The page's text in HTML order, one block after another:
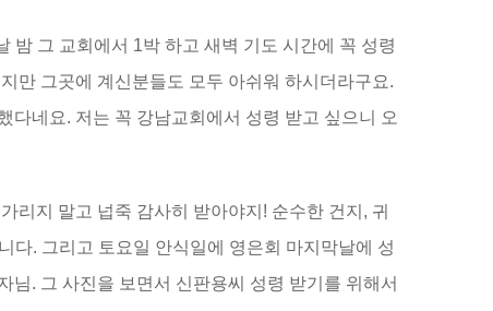
밤 그 교회에서 1박 하고 새벽 기도 시간에 꼭 성령
만 그곳에 계신분들도 모두 아쉬워 하시더라구요.
다네요. 저는 꼭 강남교회에서 성령 받고 싶으니 오
리지 말고 넙죽 감사히 받아야지! 순수한 건지, 귀
다. 그리고 토요일 안식일에 영은회 마지막날에 성
님. 그 사진을 보면서 신판용씨 성령 받기를 위해서